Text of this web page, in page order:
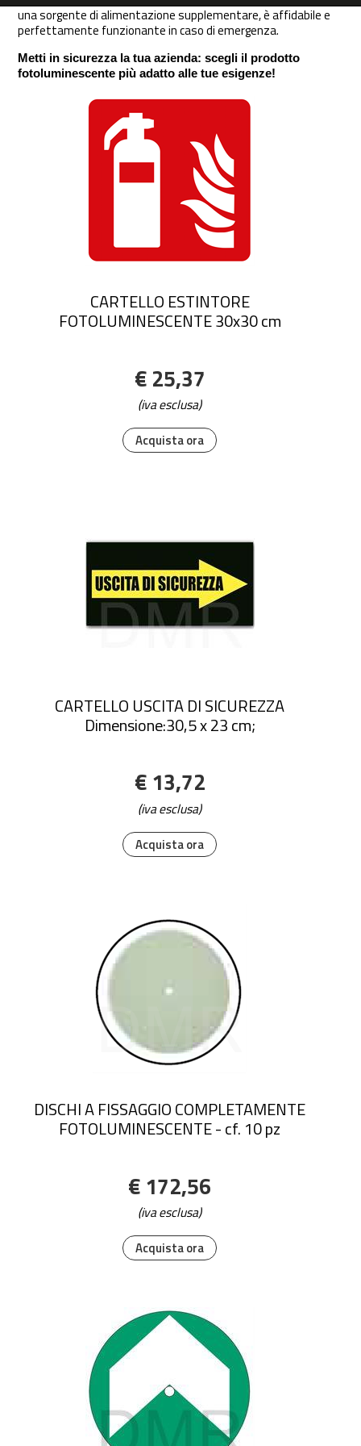
una sorgente di alimentazione supplementare, è affidabile e
perfettamente funzionante in caso di emergenza.
Metti in sicurezza la tua azienda: scegli il prodotto
fotoluminescente più adatto alle tue esigenze!
Acquista ora
CARTELLO ESTINTORE
FOTOLUMINESCENTE 30x30 cm
€ 25,37
(iva esclusa)
Acquista ora
CARTELLO USCITA DI SICUREZZA
Dimensione:30,5 x 23 cm;
€ 13,72
(iva esclusa)
Acquista ora
DISCHI A FISSAGGIO COMPLETAMENTE
FOTOLUMINESCENTE - cf. 10 pz
€ 172,56
(iva esclusa)